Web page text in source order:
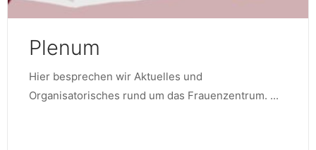
Plenum
Hier besprechen wir Aktuelles und
Organisatorisches rund um das Frauenzentrum. ...